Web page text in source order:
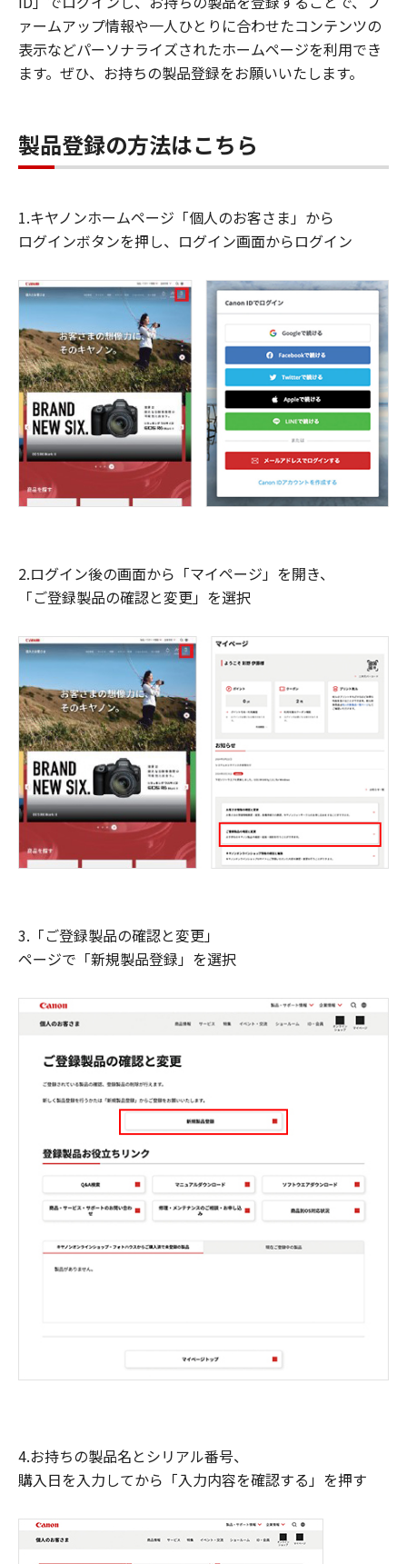
ァームアップ情報や一人ひとりに合わせたコンテンツの
表示などパーソナライズされたホームページを利用でき
ます。ぜひ、お持ちの製品登録をお願いいたします。
製品登録の方法はこちら
1.キヤノンホームページ「個人のお客さま」から
ログインボタンを押し、ログイン画面からログイン
2.ログイン後の画面から「マイページ」を開き、
「ご登録製品の確認と変更」を選択
3.「ご登録製品の確認と変更」
ページで「新規製品登録」を選択
4.お持ちの製品名とシリアル番号、
購入日を入力してから「入力内容を確認する」を押す